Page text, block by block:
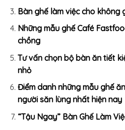
Bàn ghế làm việc cho không
Những mẫu ghế Café
chồng
Tư vấn chọn bộ bàn ăn tiết
nhỏ
Điểm danh những mẫu ghế
người săn lùng nhất hiện nay
“Tậu Ngay” Bàn Ghế Làm